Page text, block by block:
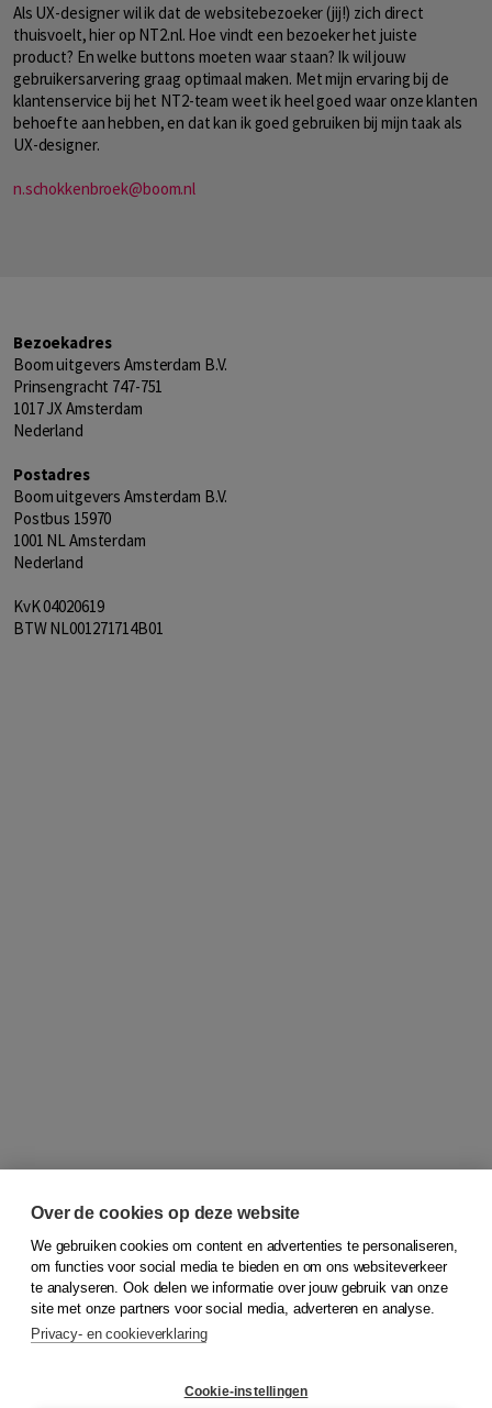
Als UX-designer wil ik dat de websitebezoeker (jij!) zich direct
thuisvoelt, hier op NT2.nl. Hoe vindt een bezoeker het juiste
product? En welke buttons moeten waar staan? Ik wil jouw
gebruikersarvering graag optimaal maken. Met mijn ervaring bij de
klantenservice bij het NT2-team weet ik heel goed waar onze klanten
behoefte aan hebben, en dat kan ik goed gebruiken bij mijn taak als
UX-designer.
n.schokkenbroek@boom.nl
Bezoekadres
Boom uitgevers Amsterdam B.V.
Prinsengracht 747-751
1017 JX Amsterdam
Nederland
Postadres
Boom uitgevers Amsterdam B.V.
Postbus 15970
1001 NL Amsterdam
Nederland
KvK 04020619
BTW NL001271714B01
© 2026Koninklijke Boom uitgevers
Over de cookies op deze website
We gebruiken cookies om content en advertenties te personaliseren,
om functies voor social media te bieden en om ons websiteverkeer
te analyseren. Ook delen we informatie over jouw gebruik van onze
site met onze partners voor social media, adverteren en analyse.
Privacy- en cookieverklaring
Cookie-instellingen